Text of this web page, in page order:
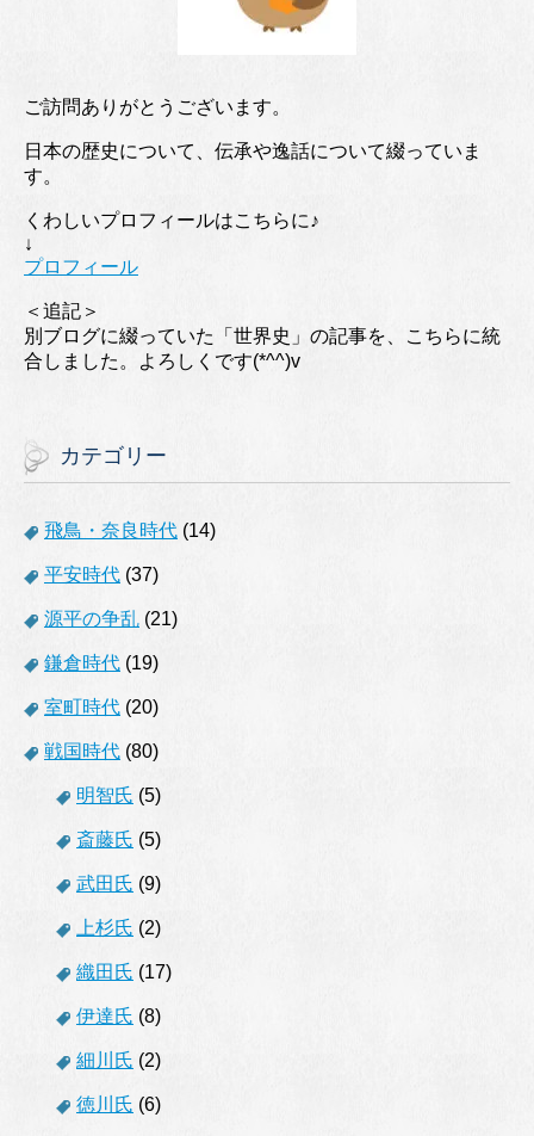
ご訪問ありがとうございます。
日本の歴史について、伝承や逸話について綴っていま
す。
くわしいプロフィールはこちらに♪
↓
プロフィール
＜追記＞
別ブログに綴っていた「世界史」の記事を、こちらに統
合しました。よろしくです(*^^)v
カテゴリー
飛鳥・奈良時代 (14)
平安時代 (37)
源平の争乱 (21)
鎌倉時代 (19)
室町時代 (20)
戦国時代 (80)
明智氏 (5)
斎藤氏 (5)
武田氏 (9)
上杉氏 (2)
織田氏 (17)
伊達氏 (8)
細川氏 (2)
徳川氏 (6)